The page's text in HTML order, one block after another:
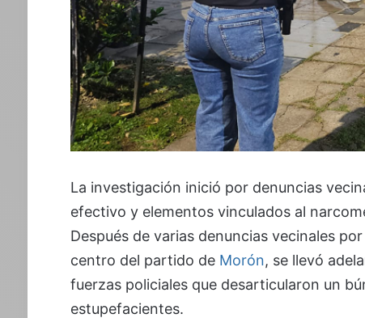
La investigación inició por denuncias
efectivo y elementos vinculados al
Después de varias denuncias vecinales
centro del partido de Morón, se llevó
fuerzas policiales que desarticularon un
estupefacientes.